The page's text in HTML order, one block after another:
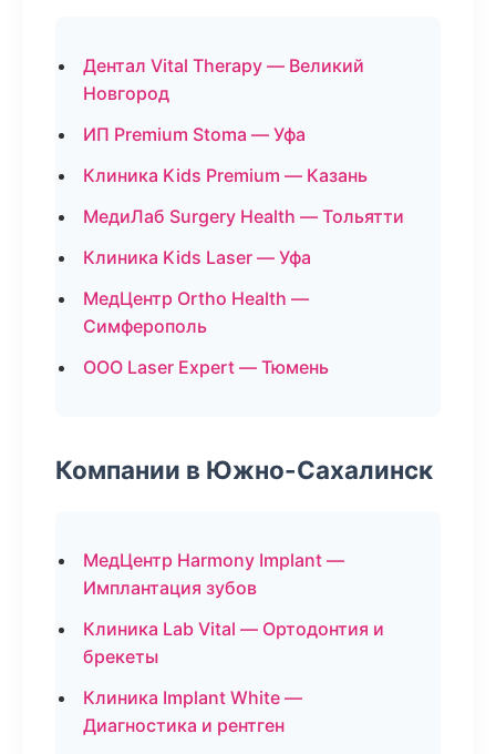
Дентал Vital Therapy — Великий
Новгород
ИП Premium Stoma — Уфа
Клиника Kids Premium — Казань
МедиЛаб Surgery Health — Тольятти
Клиника Kids Laser — Уфа
МедЦентр Ortho Health —
Симферополь
ООО Laser Expert — Тюмень
Компании в Южно-Сахалинск
МедЦентр Harmony Implant —
Имплантация зубов
Клиника Lab Vital — Ортодонтия и
брекеты
Клиника Implant White —
Диагностика и рентген